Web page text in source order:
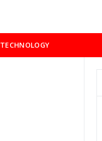
TECHNOLOGY